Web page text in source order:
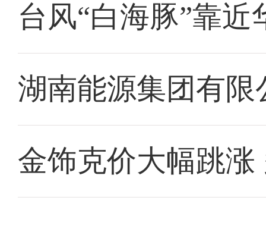
台风“白海豚”靠近
湖南能源集团有
金饰克价大幅跳